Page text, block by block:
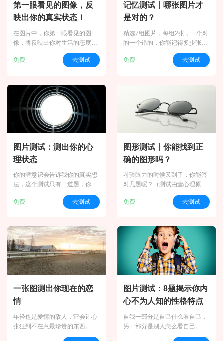
第一眼看见的图像，反
映出你的真实状态！
在图片中，你第一眼看见的图
像，将反映出你对生活的态度，
以及你目前的心理状态。还等什
么，立即开始测试吧！
免费 去测试
记忆测试丨哪张图片才
是对的？
精选7组图片，每组2张，一个对
的一个错的，你能记得多少张正
确的呢？（图片来源：pixabay
丨测试由壹心理原创编制，更多
免费 去测试
图片测试：测出你的心
理状态
你的潜意识会告诉我你的真实想
法，这个测试只有一道题，你从
图片中看到什么，就代表了你的
心理状态。你最近的心理状态健
免费 去测试
图形测试丨你能找到正
确的图形吗？
考验眼力的时候又到了，你能答
对几题呢？（测试由壹心理原创
编制丨图片来源：pixabay）
免费
去测试
一张图测出你现在的恋
情
年轻也是爱情的敌人，它会让心
张狂到不在意最珍贵的东西。时
间总会在人最年轻的时候给予最
图片测试：8题揭示你内
心不为人知的性格特点
自我一部分是自己什么看自己，
另一部分是别人怎么看自己。两
者有时候会重合，有时候则会相